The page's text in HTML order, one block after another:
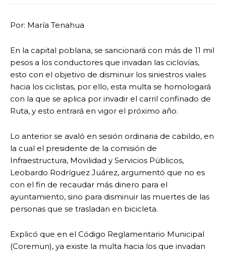
Por: María Tenahua
En la capital poblana, se sancionará con más de 11 mil
pesos a los conductores que invadan las ciclovías,
esto con el objetivo de disminuir los siniestros viales
hacia los ciclistas, por ello, esta multa se homologará
con la que se aplica por invadir el carril confinado de
Ruta, y esto entrará en vigor el próximo año.
Lo anterior se avaló en sesión ordinaria de cabildo, en
la cual el presidente de la comisión de
Infraestructura, Movilidad y Servicios Públicos,
Leobardo Rodríguez Juárez, argumentó que no es
con el fin de recaudar más dinero para el
ayuntamiento, sino para disminuir las muertes de las
personas que se trasladan en bicicleta.
Explicó que en el Código Reglamentario Municipal
(Coremun), ya existe la multa hacia los que invadan